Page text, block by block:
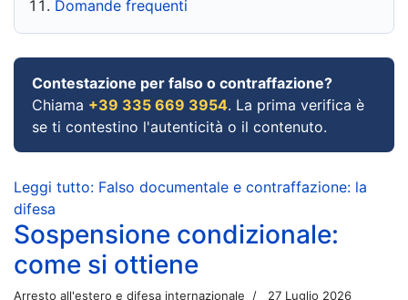
Domande frequenti
Contestazione per falso o contraffazione?
Chiama +39 335 669 3954. La prima verifica è
se ti contestino l'autenticità o il contenuto.
Leggi tutto: Falso documentale e contraffazione: la
difesa
Sospensione condizionale:
come si ottiene
Arresto all'estero e difesa internazionale 27 Luglio 2026